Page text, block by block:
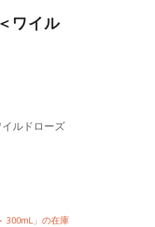
ワイル
ルドローズ
300mL」の在庫